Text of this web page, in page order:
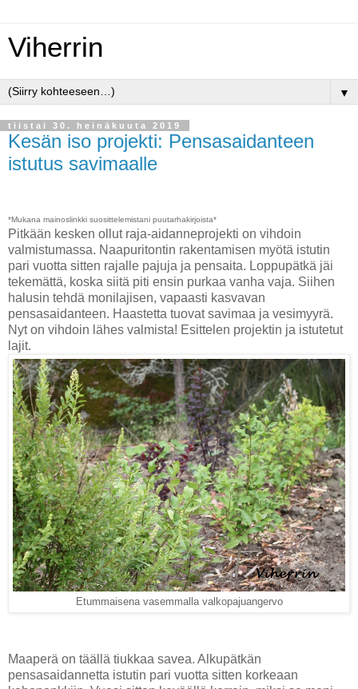
Viherrin
▼
tiistai 30. heinäkuuta 2019
Kesän iso projekti: Pensasaidanteen
istutus savimaalle
*Mukana mainoslinkki suosittelemistani puutarhakirjoista*
Pitkään kesken ollut raja-aidanneprojekti on vihdoin
valmistumassa. Naapuritontin rakentamisen myötä istutin
pari vuotta sitten rajalle pajuja ja pensaita. Loppupätkä jäi
tekemättä, koska siitä piti ensin purkaa vanha vaja. Siihen
halusin tehdä monilajisen, vapaasti kasvavan
pensasaidanteen. Haastetta tuovat savimaa ja vesimyyrä.
Nyt on vihdoin lähes valmista! Esittelen projektin ja istutetut
lajit.
Etummaisena vasemmalla valkopajuangervo
Maaperä on täällä tiukkaa savea. Alkupätkän
pensasaidannetta istutin pari vuotta sitten korkeaan